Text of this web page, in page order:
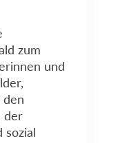
zum
und
der
sozial